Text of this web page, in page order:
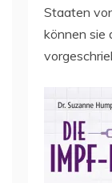
Staaten
können sie